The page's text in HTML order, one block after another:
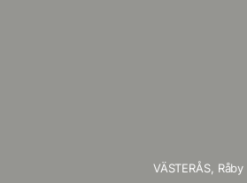
VÄSTERÅS, Råby